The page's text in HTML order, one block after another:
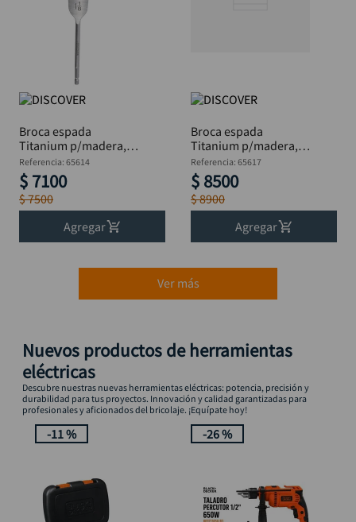
Broca espada
Titanium p/madera,
DISCOVER Blis 1.1/8 "
Referencia: 65614
$ 7100
$7500
Agregar
Broca espada
Titanium p/madera,
DISCOVER Blis 1.3/8"
Referencia: 65617
$ 8500
$8900
Agregar
Ver más
Nuevos productos de herramientas
eléctricas
Descubre nuestras nuevas herramientas eléctricas: potencia, precisión y
durabilidad para tus proyectos. Innovación y calidad garantizadas para
profesionales y aficionados del bricolaje. ¡Equípate hoy!
-11 % -26 %